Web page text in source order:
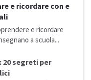
e ricordare con e
e ricordare
a scuola...
20 segreti per